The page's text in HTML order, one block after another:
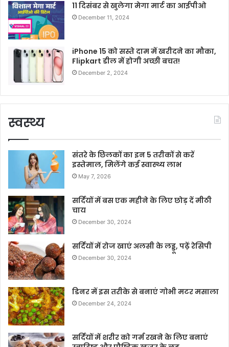
11 दिसंबर से खुलेगा मेगा मार्ट का आईपीओ
December 11, 2024
iPhone 15 को सस्ते दाम में खरीदने का मौका,
Flipkart डील में होगी अच्छी बचत!
December 2, 2024
स्वस्थ्य
संतरे के छिलकों का इन 5 तरीकों से करें
इस्तेमाल, मिलेंगे कई स्वास्थ्य लाभ
May 7, 2026
सर्दियों में बस एक महीने के लिए छोड़ दें मीठी
चाय
December 30, 2024
सर्दियों में रोज खाएं अलसी के लड्डू, पढ़ें रेसिपी
December 30, 2024
डिनर में इस तरीके से बनाएं गोभी मटर मसाला
December 24, 2024
सर्दियों में शरीर को गर्म रखने के लिए बनाएं